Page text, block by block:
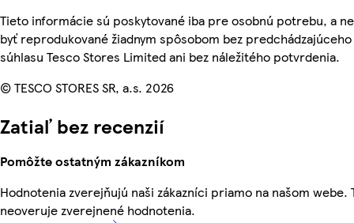
Tieto informácie sú poskytované iba pre osobnú potrebu, a
byť reprodukované žiadnym spôsobom bez predchádzajúceho
súhlasu Tesco Stores Limited ani bez náležitého potvrdenia.
© TESCO STORES SR, a.s. 2026
Zatiaľ bez recenzií
Pomôžte ostatným zákazníkom
Hodnotenia zverejňujú naši zákazníci priamo na našom webe.
neoveruje zverejnené hodnotenia.